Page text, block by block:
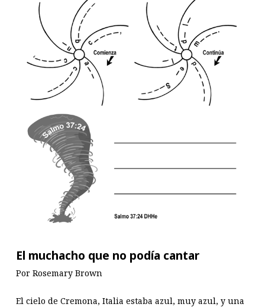
El muchacho que no podía cantar
Por Rosemary Brown
El cielo de Cremona, Italia estaba azul, muy azul, y una